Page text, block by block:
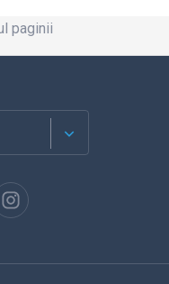
paginii